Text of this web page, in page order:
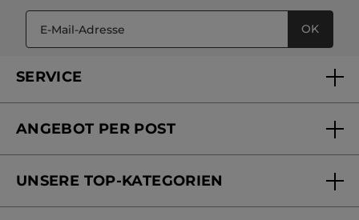
OK
SERVICE
Mein Konto
Online Preisliste
ANGEBOT PER POST
Versandhandel Preisliste
UNSERE TOP-KATEGORIEN